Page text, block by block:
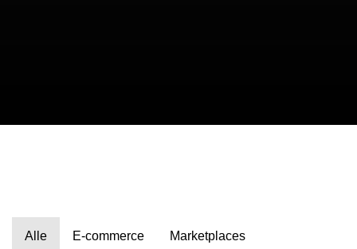
Alle E-commerce Marketplaces